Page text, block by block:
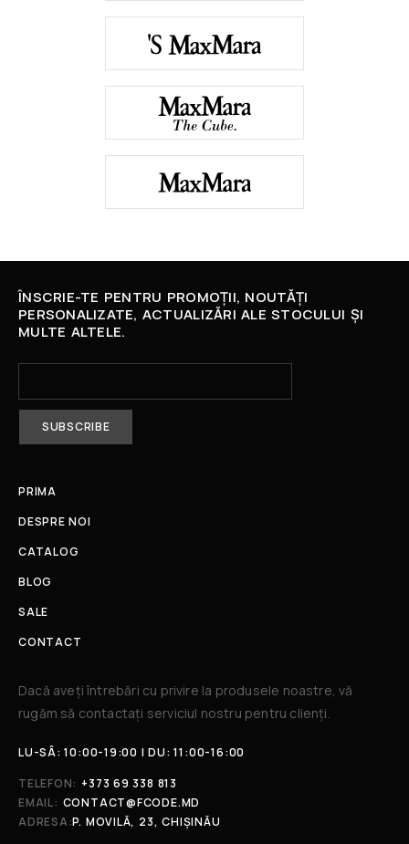
ÎNSCRIE-TE PENTRU PROMOȚII, NOUTĂȚI
PERSONALIZATE, ACTUALIZĂRI ALE STOCULUI ȘI
MULTE ALTELE.
PRIMA
DESPRE NOI
CATALOG
BLOG
SALE
CONTACT
Dacă aveți întrebări cu privire la produsele noastre, vă
rugăm să contactați serviciul nostru pentru clienți.​
LU-SÂ: 10:00-19:00 | DU: 11:00-16:00
TELEFON: +373 69 338 813
EMAIL: CONTACT@FCODE.MD
ADRESA:P. MOVILĂ, 23, CHIȘINĂU